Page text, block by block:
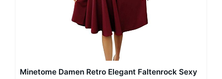
Minetome Damen Retro Elegant Faltenrock Sexy